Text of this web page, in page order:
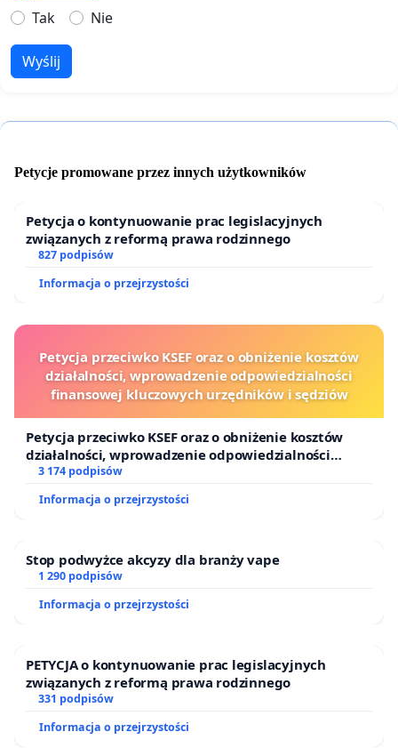
Tak
Nie
Wyślij
Petycje promowane przez innych użytkowników
Petycja o kontynuowanie prac legislacyjnych
związanych z reformą prawa rodzinnego
827 podpisów
Informacja o przejrzystości
Petycja przeciwko KSEF oraz o obniżenie kosztów
działalności, wprowadzenie odpowiedzialności
finansowej kluczowych urzędników i sędziów
Petycja przeciwko KSEF oraz o obniżenie kosztów
działalności, wprowadzenie odpowiedzialności
finansowej kluczowych urzędników i sędziów
3 174 podpisów
Informacja o przejrzystości
Stop podwyżce akcyzy dla branży vape
1 290 podpisów
Informacja o przejrzystości
PETYCJA o kontynuowanie prac legislacyjnych
związanych z reformą prawa rodzinnego
331 podpisów
Informacja o przejrzystości